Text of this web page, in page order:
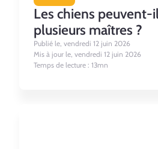
Les chiens peuvent-
plusieurs maîtres ?
Publié le, vendredi 12 juin 2026
Mis à jour le, vendredi 12 juin 2026
Temps de lecture : 13mn